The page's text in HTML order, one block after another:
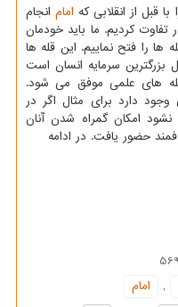
قبل از انقلابی که امامانجام
تفاوت کردیم. ما باید خودمان
ها را فتح نماییم. این قله ها
بزرگترین سرمایه انسان است
های علمی موفق می شود.
دارد برای مثال اگر در
نشود امکان گمراه شدن آنان
حضور یافت. در ادامه
,
امام